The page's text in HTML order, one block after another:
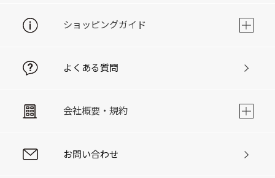
ショッピングガイド
よくある質問
会社概要・規約
お問い合わせ